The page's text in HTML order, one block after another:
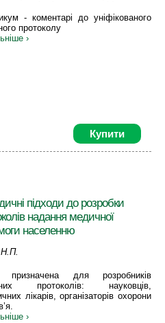
- коментарі до уніфікованого
протоколу
›
Купити
підходи до розробки
надання медичної
населенню
призначена для розробників
протоколів: науковців,
лікарів, організаторів охорони
›